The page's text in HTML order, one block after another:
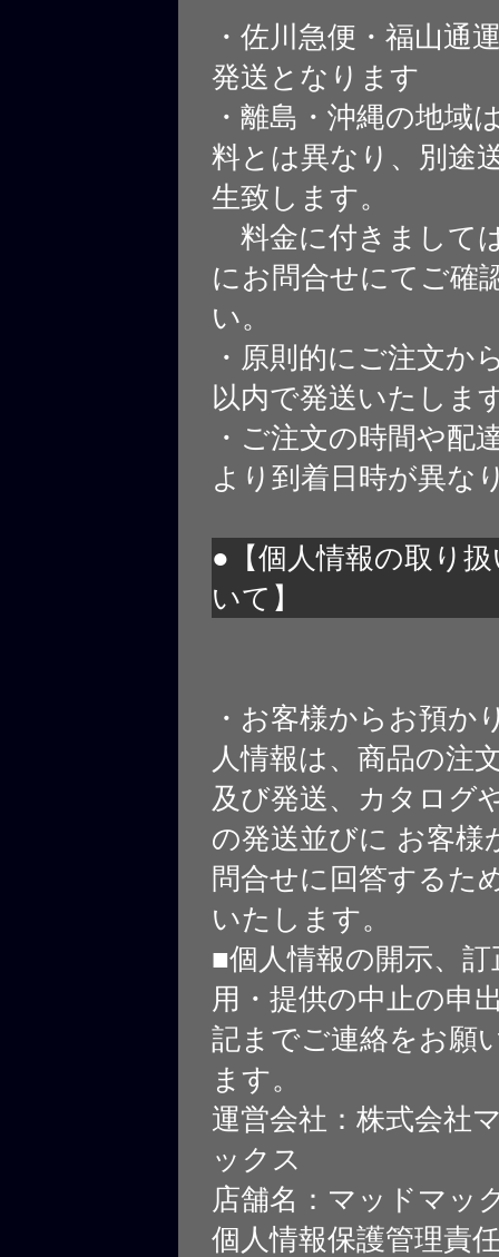
・佐川急便・福山通
発送となります
・離島・沖縄の地域
料とは異なり、別途
生致します。
料金に付きまして
にお問合せにてご確
い。
・原則的にご注文か
以内で発送いたしま
・ご注文の時間や配
より到着日時が異な
●【個人情報の取り
いて】
・お客様からお預か
人情報は、商品の注
及び発送、カタログ
の発送並びに お客様
問合せに回答するた
いたします。
■個人情報の開示、
用・提供の中止の申
記までご連絡をお願
ます。
運営会社：株式会社
ックス
店舗名：マッドマッ
個人情報保護管理責